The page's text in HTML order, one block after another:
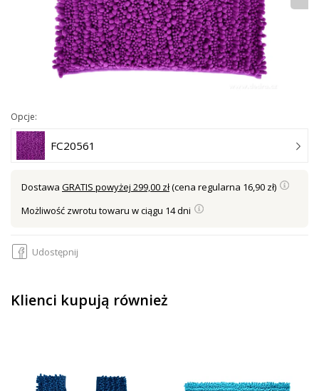
Opcje:
FC20561
Dostawa GRATIS powyżej 299,00 zł(cena regularna 16,90 zł)
Możliwość zwrotu towaru w ciągu 14 dni
Udostępnij
Klienci kupują również